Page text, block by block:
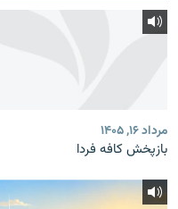
مرداد ۱۶, ۱۴۰۵
بازپخش کافه فردا